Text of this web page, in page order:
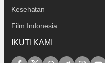
Kesehatan
Film Indonesia
IKUTI KAMI